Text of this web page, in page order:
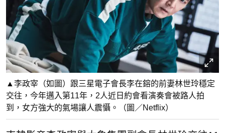
▲李政宰（如圖）跟三星電子會長李在鎔的前妻林世玲穩定
交往，今年邁入第11年，2人近日約會看演奏會被路人拍
到，女方強大的氣場讓人震懾。（圖／Netflix）